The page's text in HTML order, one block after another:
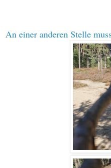
An einer anderen Stelle